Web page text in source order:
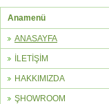
Anamenü
ANASAYFA
İLETİŞİM
HAKKIMIZDA
ŞHOWROOM